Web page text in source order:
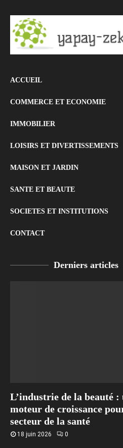
ACCUEIL
COMMERCE ET ECONOMIE
IMMOBILIER
LOISIRS ET DIVERTISSEMENTS
MAISON ET JARDIN
SANTE ET BEAUTE
SOCIETES ET INSTITUTIONS
CONTACT
Derniers articles
L’industrie de la beauté :
moteur de croissance
secteur de la santé
18 juin 2026 0